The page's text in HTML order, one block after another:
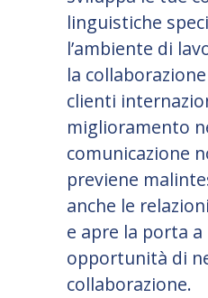
linguistiche
l’ambiente di
la
clienti
miglioramento
comunicazione
previene
anche le
e apre la porta a
opportunità di
collaborazione.